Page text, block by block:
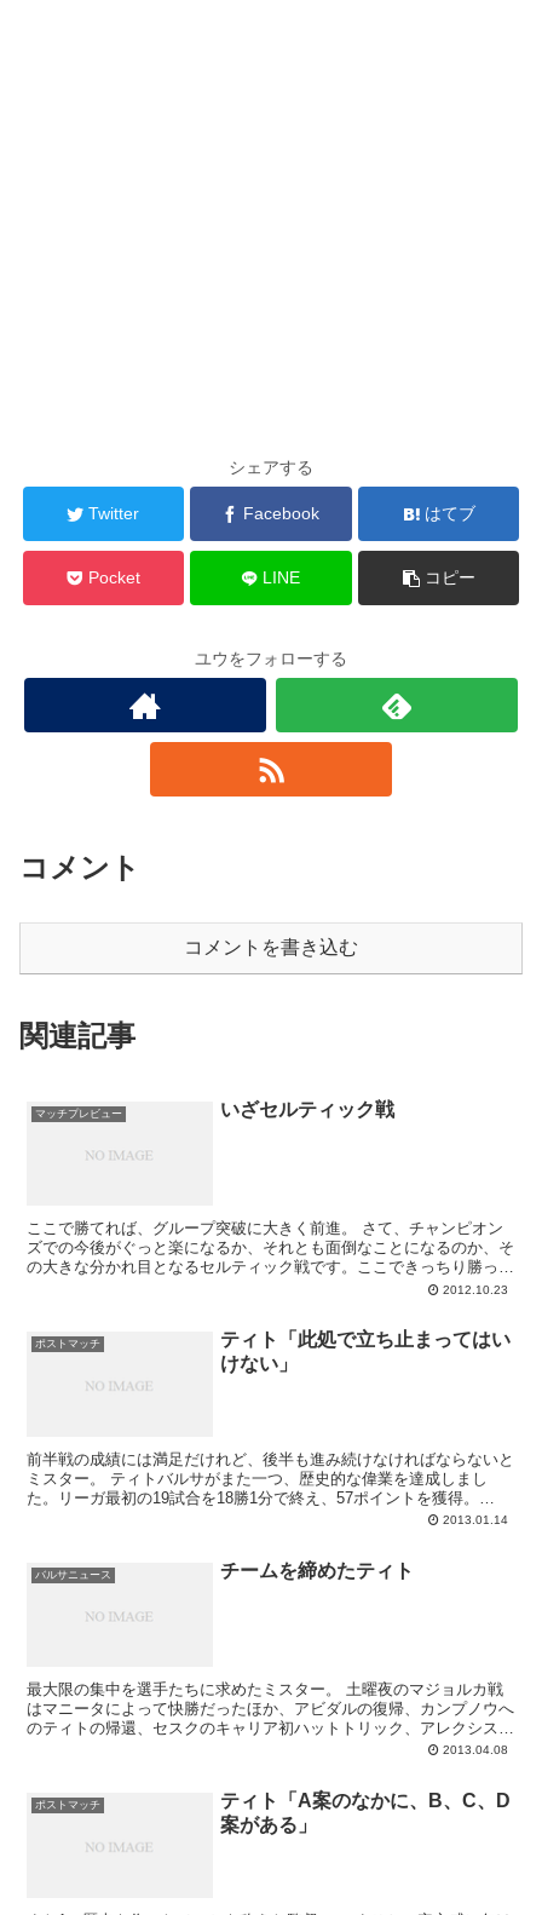
シェアする
Twitter Facebook はてブ
Pocket LINE コピー
ユウをフォローする
コメント
コメントを書き込む
関連記事
マッチプレビュー いざセルティック戦
ここで勝てれば、グループ突破に大きく前進。 さて、チャンピオン
ズでの今後がぐっと楽になるか、それとも面倒なことになるのか、そ
の大きな分かれ目となるセルティック戦です。ここできっちり勝って
2012.10.23
ポストマッチ
ティト「此処で立ち止まってはい
けない」
前半戦の成績には満足だけれど、後半も進み続けなければならないと
ミスター。 ティトバルサがまた一つ、歴史的な偉業を達成しまし
た。リーガ最初の19試合を18勝1分で終え、57ポイントを獲得。
2013.01.14
バルサニュース チームを締めたティト
最大限の集中を選手たちに求めたミスター。 土曜夜のマジョルカ戦
はマニータによって快勝だったほか、アビダルの復帰、カンプノウへ
のティトの帰還、セスクのキャリア初ハットトリック、アレクシスの
2013.04.08
ポストマッチ
ティト「A案のなかに、B、C、D
案がある」